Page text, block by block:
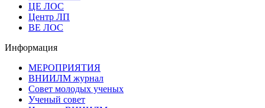
ЦЕ ЛОС
Центр ЛП
ВЕ ЛОС
Информация
МЕРОПРИЯТИЯ
ВНИИЛМ журнал
Совет молодых ученых
Ученый совет